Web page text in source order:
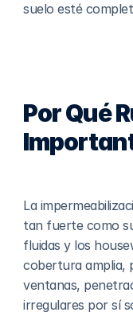
suelo esté
Por Qué
La
tan fuerte como
fluidas y los
cobertura amplia,
ventanas,
irregulares por sí